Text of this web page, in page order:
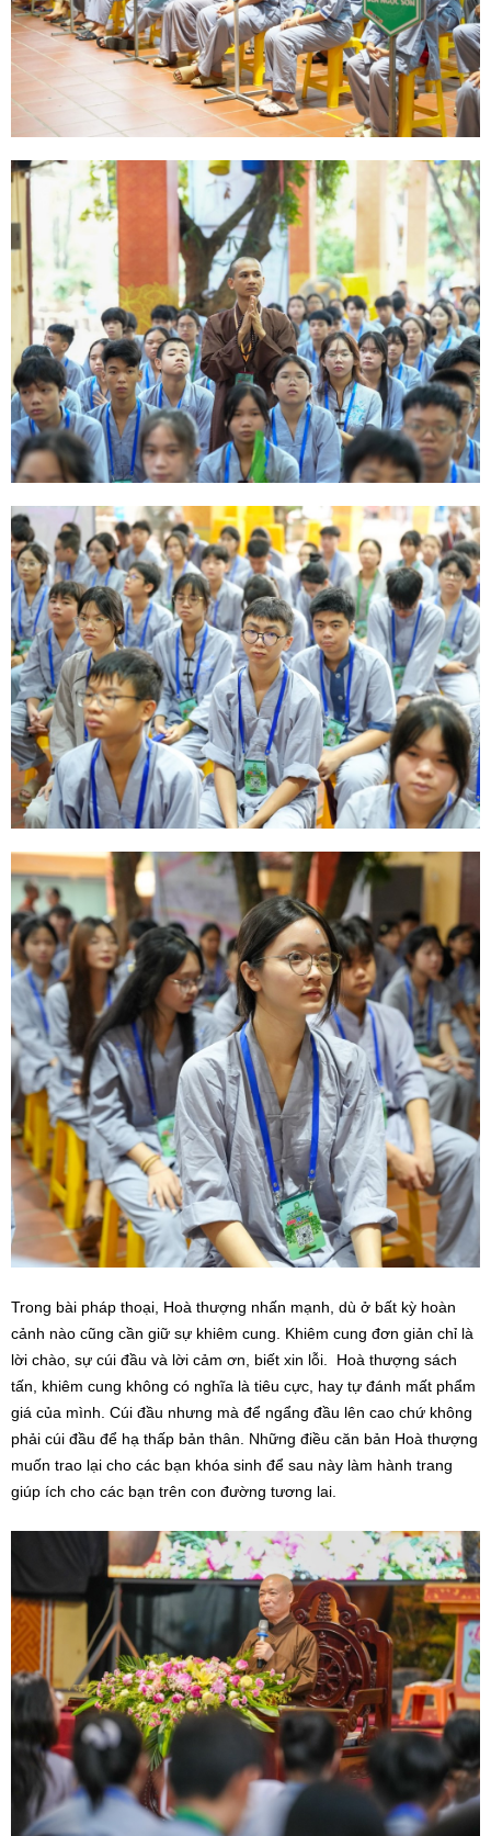
Trong bài pháp thoại, Hoà thượng nhấn mạnh, dù ở bất kỳ hoàn
cảnh nào cũng cần giữ sự khiêm cung. Khiêm cung đơn giản chỉ là
lời chào, sự cúi đầu và lời cảm ơn, biết xin lỗi. Hoà thượng sách
tấn, khiêm cung không có nghĩa là tiêu cực, hay tự đánh mất phẩm
giá của mình. Cúi đầu nhưng mà để ngẩng đầu lên cao chứ không
phải cúi đầu để hạ thấp bản thân. Những điều căn bản Hoà thượng
muốn trao lại cho các bạn khóa sinh để sau này làm hành trang
giúp ích cho các bạn trên con đường tương lai.